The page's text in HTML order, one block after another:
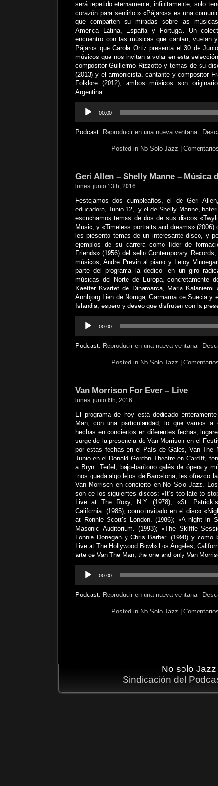
será repetido eternamente, infinitamente, solo
corazón para sentirlo.» «Pájaros» es una
que comparten su miradas sobre las
América Latina, España y Portugal. Un
encuentro con las músicas que cantan, vuelan
Pájaros que Carola Ortiz presenta el 30 de
músicos que nos invitan a volar en esta
compositor Guillermo Rizzotto y temas de su
(2013) y el armonicista, cantante y compositor
Folklore (2012), ambos músicos son
Argentina…
audio
00:00
Podcast: Reproducir en una nueva ventana|
Posted in No Solo Jazz
Geri Allen – Shelly Manne – Música
lunes, junio 13th, 2016
Festejamos dos cumpleaños, el de Geri
educadora, Junio 12, y el de Shelly Manne,
escuchamos temas de dos de sus discos
Music, y «Timeless portraits and dreams» (2006)
les presento temas de un interesante disco, y
ejemplos de su carrera como líder de
Friends» (1956) del sello Contemporary
músicos, Andre Previn al piano y Leroy
parte del programa la dedico, en un giro
músicas del Norte de Europa, concretamente
Kaetter Kvartet de Dinamarca, Maria Kalaniemi
Annbjorg Lien de Noruga, Garmarna de Suecia y
Islandia, espero y deseo que disfruten con la
audio
00:00
Podcast: Reproducir en una nueva ventana|
Posted in No Solo Jazz
Van Morrison For Ever – Live
lunes, junio 6th, 2016
El programa de hoy está dedicado
Man, con una particularidad, lo que vamos a
hechas en conciertos en diferentes fechas,
surge de la presencia de Van Morrison en el
por estas fechas en el País de Gales, Van The
Junio en el Donald Gordon Theatre en Cardiff,
a Bryn Terfel, bajo-barítono galés de ópera y
nos queda algo lejos de Barcelona, les ofrezco
Van Morrison en concierto en No Solo Jazz.
son de los siguientes discos: «It’s too late to
Live at The Roxy, N.Y. (1978); «St.
California. (1985); como invitado en el disco
at Ronnie Scott’s London. (1986); «A night in
Masonic Auditorium. (1993); «The Skiffle
Lonnie Donegan y Chris Barber. (1998) y como
Live at The Hollywood Bowl» Los Angeles,
arte de Van The Man, the one and only Van
audio
00:00
Podcast: Reproducir en una nueva ventana|
Posted in No Solo Jazz
No solo
Sindicación del